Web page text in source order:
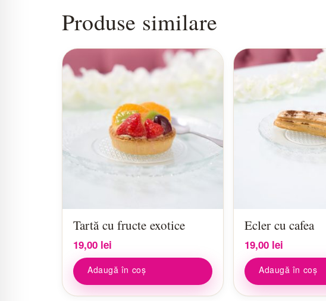
Produse similare
Tartă cu fructe exotice
19,00 lei
Adaugă în coș
Ecler cu cafea
19,00 lei
Adaugă în coș